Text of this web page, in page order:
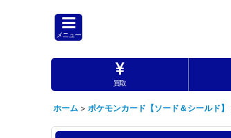
メニュー
買取
ホーム > ポケモンカード【ソード＆シールド】